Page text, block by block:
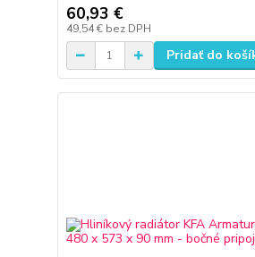
60,93 €
49,54 € bez DPH
Pridať do